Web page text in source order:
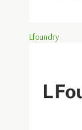
Lfoundry